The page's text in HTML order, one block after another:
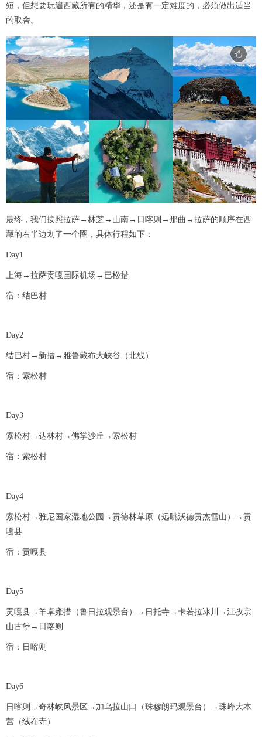
短，但想要玩遍西藏所有的精华，还是有一定难度的，必须做出适当
的取舍。
最终，我们按照拉萨→林芝→山南→日喀则→那曲→拉萨的顺序在西
藏的右半边划了一个圈，具体行程如下：
Day1
上海→拉萨贡嘎国际机场→巴松措
宿：结巴村
Day2
结巴村→新措→雅鲁藏布大峡谷（北线）
宿：索松村
Day3
索松村→达林村→佛掌沙丘→索松村
宿：索松村
Day4
索松村→雅尼国家湿地公园→贡德林草原（远眺沃德贡杰雪山）→贡
嘎县
宿：贡嘎县
Day5
贡嘎县→羊卓雍措（鲁日拉观景台）→日托寺→卡若拉冰川→江孜宗
山古堡→日喀则
宿：日喀则
Day6
日喀则→奇林峡风景区→加乌拉山口（珠穆朗玛观景台）→珠峰大本
营（绒布寺）